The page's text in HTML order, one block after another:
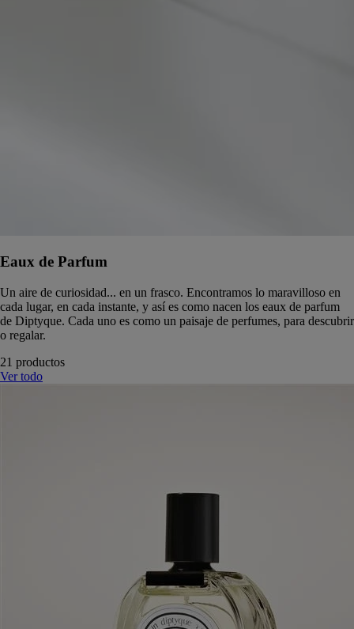
Eaux de Parfum
Un aire de curiosidad... en un frasco. Encontramos lo maravilloso en
cada lugar, en cada instante, y así es como nacen los eaux de parfum
de Diptyque. Cada uno es como un paisaje de perfumes, para descubrir
o regalar.
21 productos
Ver todo